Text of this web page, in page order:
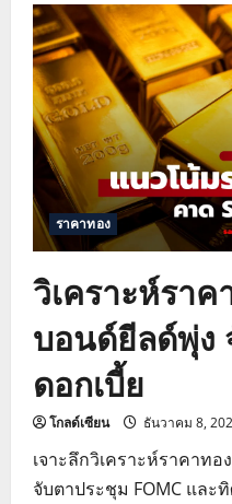
โน้ม
ราคา
ทอง
วัน
นี้
สรุป
ภาพ
รวม
ตลาด
โลก
ปัจจัย
ลบ
จาก
บอนด์
ยี
ราคาทอง
วิเคราะห์ราค
บอนด์ยีลด์พุ่ง
ดอกเบี้ย
โกลด์เซียน ธันวาคม 8,
เจาะลึกวิเคราะห์ราคาท
จับตาประชุม FOMC และ